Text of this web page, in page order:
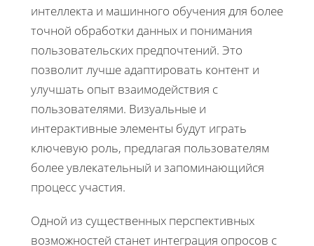
интеллекта и машинного обучения для более
точной обработки данных и понимания
пользовательских предпочтений. Это
позволит лучше адаптировать контент и
улучшать опыт взаимодействия с
пользователями. Визуальные и
интерактивные элементы будут играть
ключевую роль, предлагая пользователям
более увлекательный и запоминающийся
процесс участия.
Одной из существенных перспективных
возможностей станет интеграция опросов с